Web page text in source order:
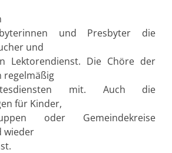
und Presbyter die
und
Lektorendienst. Die Chöre der
regelmäßig
mit. Auch die
für Kinder,
oder Gemeindekreise
wieder